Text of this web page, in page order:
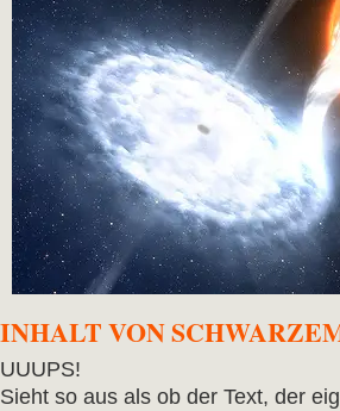
INHALT VON
UUUPS!
Sieht so aus als ob der Text, der